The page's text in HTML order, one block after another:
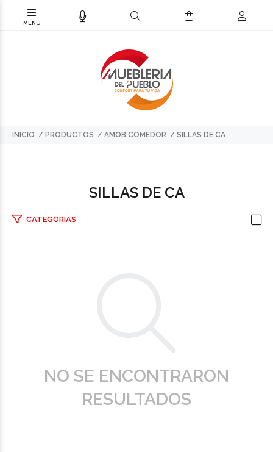
INICIO PRODUCTOS AMOB.COMEDOR SILLAS DE CA
SILLAS DE CA
CATEGORIAS
NO SE ENCONTRARON
RESULTADOS